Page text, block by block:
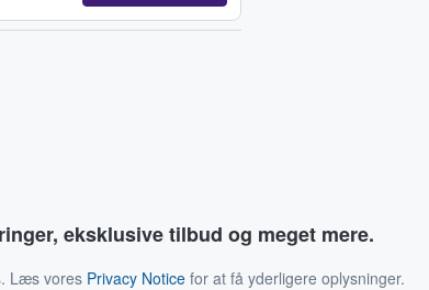
eksklusive tilbud og meget mere.
Læs vores Privacy Notice for at få yderligere oplysninger.